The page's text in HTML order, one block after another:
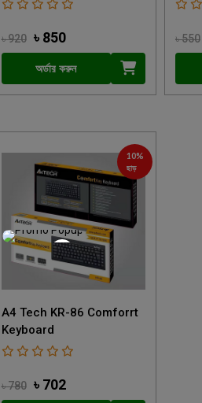
৳ 920 ৳ 850
অর্ডার করুন
৳ 550
10%
ছাড়
A4 Tech KR-86 Comforrt
Keyboard
৳ 780 ৳ 702
×